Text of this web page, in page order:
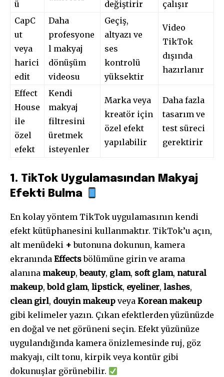
ü
değiştirir
çalışır
CapC
ut
veya
harici
edit
Daha
profesyone
l makyaj
dönüşüm
videosu
Geçiş,
altyazı ve
ses
kontrolü
yüksektir
Video
TikTok
dışında
hazırlanır
Effect
House
ile
özel
efekt
Kendi
makyaj
filtresini
üretmek
isteyenler
Marka veya
kreatör için
özel efekt
yapılabilir
Daha fazla
tasarım ve
test süreci
gerektirir
1. TikTok Uygulamasından Makyaj
Efekti Bulma
En kolay yöntem TikTok uygulamasının kendi
efekt kütüphanesini kullanmaktır. TikTok’u açın,
alt menüdeki + butonuna dokunun, kamera
ekranında Effectsbölümüne girin ve arama
alanına makeup,beauty, glam, soft glam, natural
makeup,bold glam, lipstick, eyeliner, lashes,
clean girl, douyin makeup veya Korean makeup
gibi kelimeler yazın. Çıkan efektlerden yüzünüzde
en doğal ve net görüneni seçin. Efekt yüzünüze
uygulandığında kamera önizlemesinde ruj, göz
makyajı, cilt tonu, kirpik veya kontür gibi
dokunuşlar görünebilir.